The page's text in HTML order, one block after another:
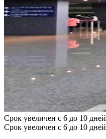
Срок увеличен с 6 до 10 дней
Срок увеличен с 6 до 10 дней